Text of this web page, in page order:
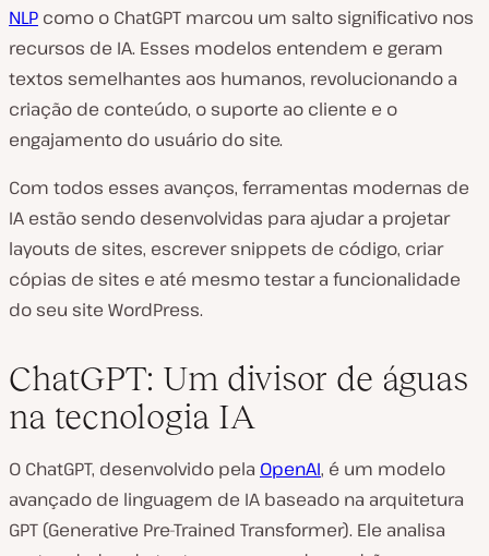
NLP como o ChatGPT marcou um salto significativo nos
recursos de IA. Esses modelos entendem e geram
textos semelhantes aos humanos, revolucionando a
criação de conteúdo, o suporte ao cliente e o
engajamento do usuário do site.
Com todos esses avanços, ferramentas modernas de
IA estão sendo desenvolvidas para ajudar a projetar
layouts de sites, escrever snippets de código, criar
cópias de sites e até mesmo testar a funcionalidade
do seu site WordPress.
ChatGPT: Um divisor de águas
na tecnologia IA
O ChatGPT, desenvolvido pela OpenAI, é um modelo
avançado de linguagem de IA baseado na arquitetura
GPT (Generative Pre-Trained Transformer). Ele analisa